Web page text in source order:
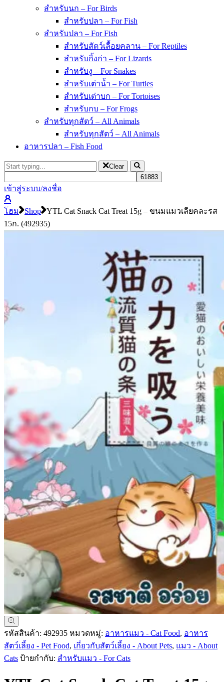
สำหรับนก – For Birds
สำหรับปลา – For Fish
สำหรับปลา – For Fish
สำหรับสัตว์เลื้อยคลาน – For Reptiles
สำหรับกิ้งก่า – For Lizards
สำหรับงู – For Snakes
สำหรับเต่าน้ำ – For Turtles
สำหรับเต่าบก – For Tortoises
สำหรับกบ – For Frogs
สำหรับทุกสัตว์ – All Animals
สำหรับทุกสัตว์ – All Animals
อาหารปลา – Fish Food
Clear
เข้าสู่ระบบ/ลงชื่อ
โฮม Shop
YTL Cat Snack Cat Treat 15g – ขนมแมวเลียคละรส
15ก. (492935)
รหัสสินค้า: 492935 หมวดหมู่: อาหารแมว - Cat Food, อาหาร
สัตว์เลี้ยง - Pet Food, เกี่ยวกับสัตว์เลี้ยง - About Pets, แมว - About
Cats ป้ายกำกับ: สำหรับแมว - For Cats